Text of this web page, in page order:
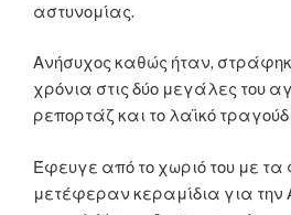
αστυνομίας.
Ανήσυχος καθώς ήταν,
χρόνια στις δύο μεγάλες του
ρεπορτάζ και το λαϊκό
Έφευγε από το χωριό του με
μετέφεραν κεραμίδια για την